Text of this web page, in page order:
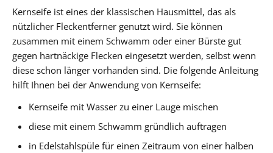
Kernseife ist eines der klassischen Hausmittel, das als
nützlicher Fleckentferner genutzt wird. Sie können
zusammen mit einem Schwamm oder einer Bürste gut
gegen hartnäckige Flecken eingesetzt werden, selbst wenn
diese schon länger vorhanden sind. Die folgende Anleitung
hilft Ihnen bei der Anwendung von Kernseife:
Kernseife mit Wasser zu einer Lauge mischen
diese mit einem Schwamm gründlich auftragen
in Edelstahlspüle für einen Zeitraum von einer halben